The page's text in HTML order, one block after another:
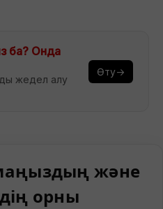
ба? Онда
жедел алу
Өту→
және
орны